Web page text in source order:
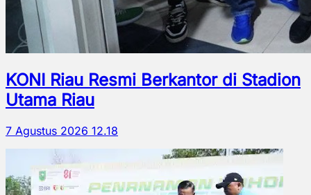
KONI Riau Resmi Berkantor di Stadion
Utama Riau
7 Agustus 2026 12.18